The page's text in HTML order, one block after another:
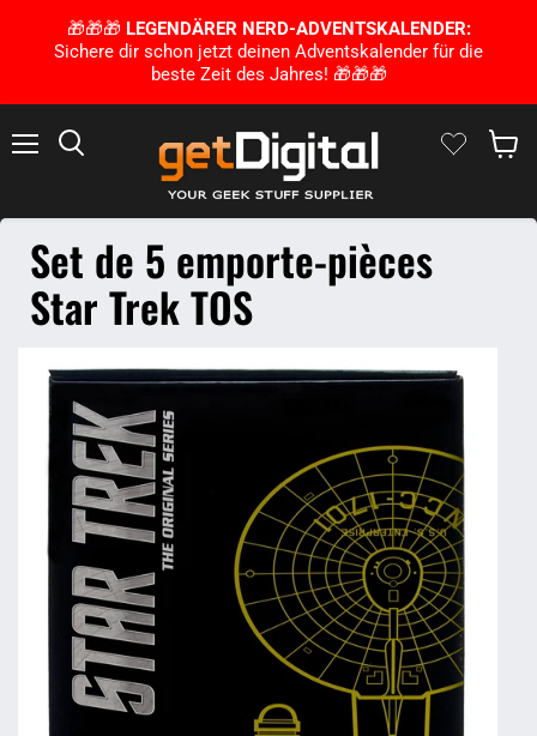
🎁🎁🎁 LEGENDÄRER NERD-ADVENTSKALENDER:
Sichere dir schon jetzt deinen Adventskalender für die
beste Zeit des Jahres! 🎁🎁🎁
Rechercher
Set de 5 emporte-pièces
Star Trek TOS